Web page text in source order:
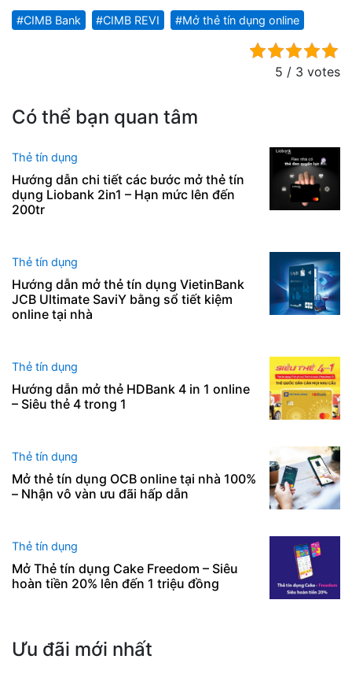
CIMB Bank CIMB REVI Mở thẻ tín dụng online
5 / 3 votes
Có thể bạn quan tâm
Thẻ tín dụng
Hướng dẫn chi tiết các bước mở thẻ tín
dụng Liobank 2in1 – Hạn mức lên đến
200tr
Thẻ tín dụng
Hướng dẫn mở thẻ tín dụng VietinBank
JCB Ultimate SaviY bằng sổ tiết kiệm
online tại nhà
Thẻ tín dụng
Hướng dẫn mở thẻ HDBank 4 in 1 online
– Siêu thẻ 4 trong 1
Thẻ tín dụng
Mở thẻ tín dụng OCB online tại nhà 100%
– Nhận vô vàn ưu đãi hấp dẫn
Thẻ tín dụng
Mở Thẻ tín dụng Cake Freedom – Siêu
hoàn tiền 20% lên đến 1 triệu đồng
Ưu đãi mới nhất